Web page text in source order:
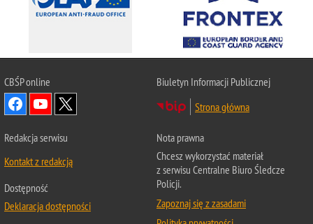
CBŚPonline
Biuletyn Informacji Publicznej
Strona główna
Redakcja serwisu
Kontakt z redakcją
Dostępność
Deklaracja dostępności
Nota prawna
Chcesz wykorzystać materiał
z serwisu Centralne Biuro Śledcze
Policji.
Zapoznaj się z zasadami